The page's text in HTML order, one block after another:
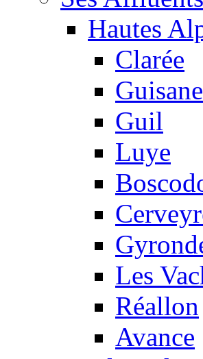
Hautes
Clarée
Guisane
Guil
Luye
Les
Réallon
Avance